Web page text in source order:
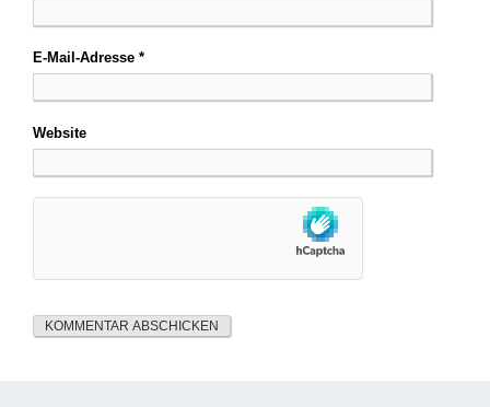
E-Mail-Adresse *
Website